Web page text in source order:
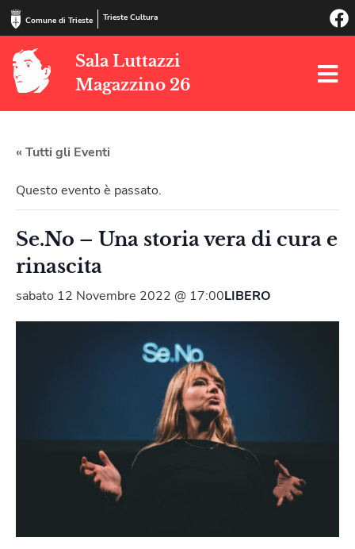
Comune di Trieste Trieste Cultura
Sala Luttazzi
Magazzino 26
« Tutti gli Eventi
Questo evento è passato.
Se.No – Una storia vera di cura e
rinascita
sabato 12 Novembre 2022 @ 17:00LIBERO